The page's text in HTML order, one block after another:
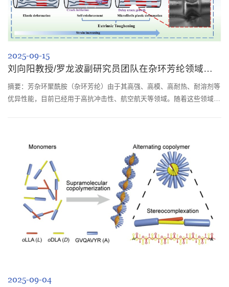
2025-09-15
刘向阳教授/罗龙波副研究员团队在杂环芳纶领域取得研究进展
摘要：芳杂环聚酰胺（杂环芳纶）由于其高强、高模、高耐热、耐溶剂等
优异性能，目前已经用于高抗冲击性、航空航天等领域。随着这些领域的
通过“均质皮芯结构”与“应力诱导有序化”协同作用，实现了杂环芳纶
（PBIA）的外延...
2025-09-04